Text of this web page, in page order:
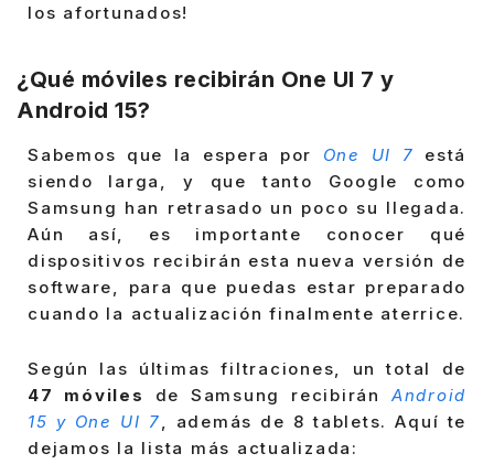
los afortunados!
¿Qué móviles recibirán One UI 7 y
Android 15?
Sabemos que la espera por One UI 7 está
siendo larga, y que tanto Google como
Samsung han retrasado un poco su llegada.
Aún así, es importante conocer qué
dispositivos recibirán esta nueva versión de
software, para que puedas estar preparado
cuando la actualización finalmente aterrice.
Según las últimas filtraciones, un total de
47 móviles
de Samsung recibirán Android
15 y One UI 7 , además de 8 tablets. Aquí te
dejamos la lista más actualizada: